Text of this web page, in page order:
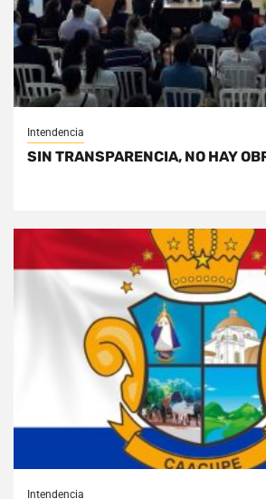
Intendencia
SIN TRANSPARENCIA, NO HAY
Intendencia